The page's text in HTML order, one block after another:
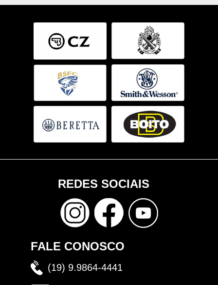
REDES SOCIAIS
FALE CONOSCO
(19) 9.9864-4441